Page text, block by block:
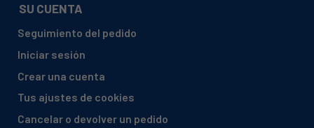
SU CUENTA
Seguimiento del pedido
Iniciar sesión
Crear una cuenta
Tus ajustes de cookies
Cancelar o devolver un pedido